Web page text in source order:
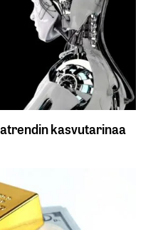
kasvutarinaa